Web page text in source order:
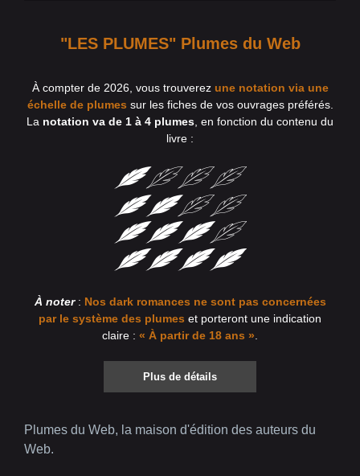
"LES PLUMES" Plumes du Web
À compter de 2026, vous trouverez une notation via une
échelle de plumes sur les fiches de vos ouvrages préférés.
La notation va de 1 à 4 plumes , en fonction du contenu du
livre :
À noter: Nos dark romances ne sont pas concernées
par le système des plumes et porteront une indication
claire : « À partir de 18 ans »
Plus de détails
Plumes du Web, la maison d'édition des auteurs du
Web.